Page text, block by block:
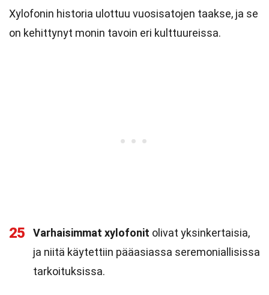
Xylofonin historia ulottuu vuosisatojen taakse, ja se
on kehittynyt monin tavoin eri kulttuureissa.
25 Varhaisimmat xylofonit olivat yksinkertaisia,
ja niitä käytettiin pääasiassa seremoniallisissa
tarkoituksissa.